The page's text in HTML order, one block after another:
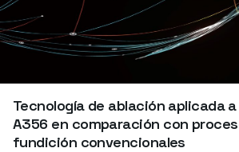
Tecnología de ablación aplicada
A356 en comparación con
fundición convencionales